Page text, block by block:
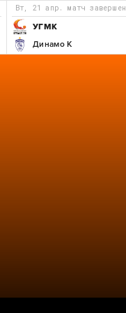
вт, 21 апр. матч завершен
УГМК
Динамо К